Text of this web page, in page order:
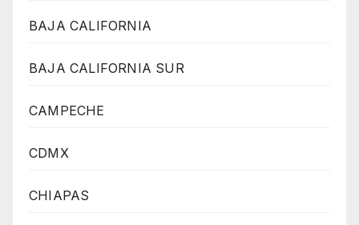
BAJA CALIFORNIA
BAJA CALIFORNIA SUR
CAMPECHE
CDMX
CHIAPAS